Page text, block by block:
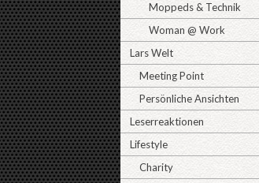
Moppeds & Technik
Woman @ Work
Lars Welt
Meeting Point
Persönliche Ansichten
Leserreaktionen
Lifestyle
Charity